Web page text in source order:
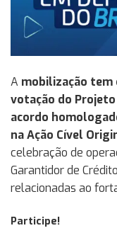
A mobilização tem
votação do
acordo
na Ação Cível
celebração de
Garantidor de
relacionadas ao
Participe!